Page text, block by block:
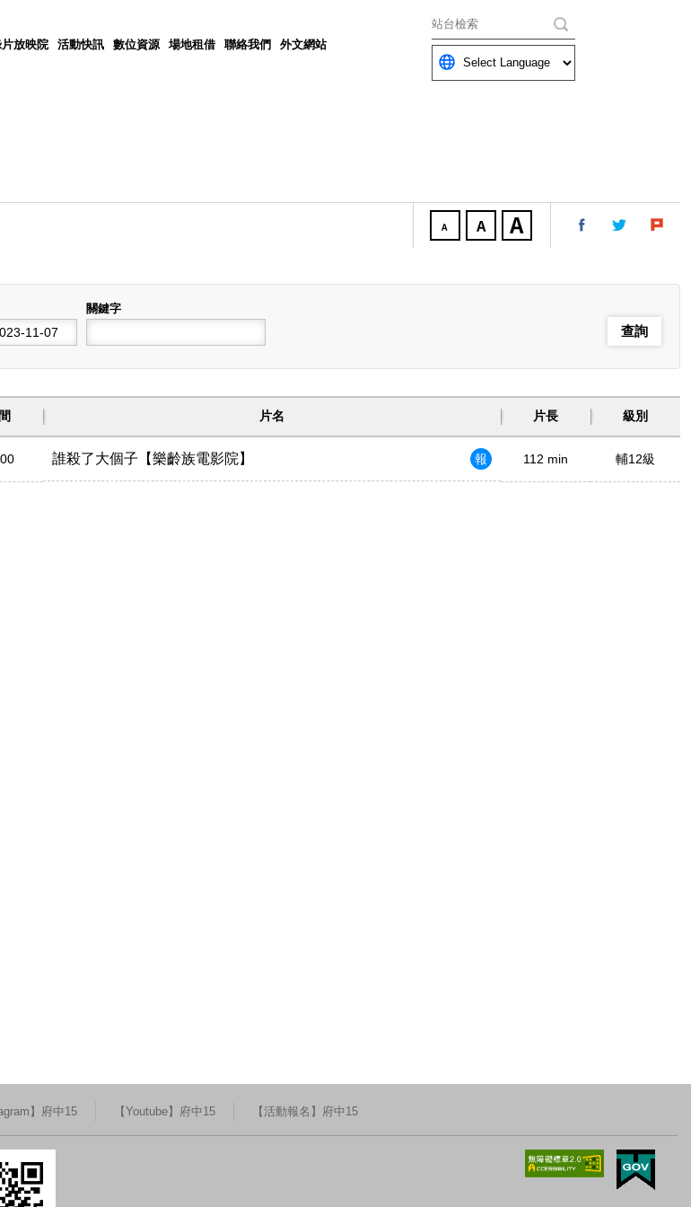
放映院 活動快訊 數位資源 場地租借 聯絡我們 外文網站
關鍵字
關鍵字
片名 片長 級別
誰殺了大個子【樂齡族電影院】 報 112 min 輔12級
】府中15 【Youtube】府中15 【活動報名】府中15